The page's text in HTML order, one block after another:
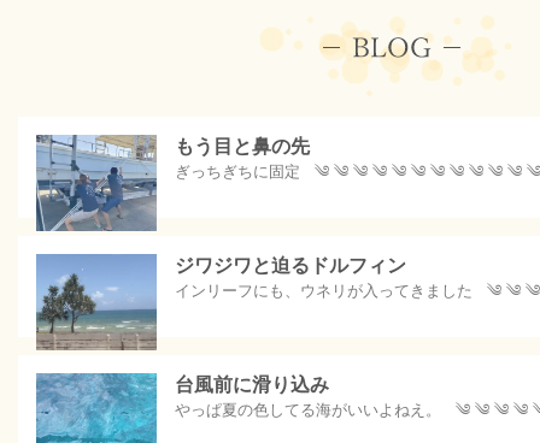
もう目と鼻の先
ぎっちぎちに固定 ༄ ༄ ༄ ༄ ༄ ༄ ༄ ༄ ༄ ༄ ༄
ジワジワと迫るドルフィン
インリーフにも、ウネリが入ってきました
台風前に滑り込み
やっぱ夏の色してる海がいいよねえ。 ༄ ༄